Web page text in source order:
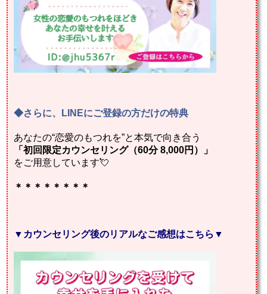
◆さらに、LINEにご登録の方だけの特典
あなたの“恋愛のもつれを”と本気で向き合う
「初回限定カウンセリング（60分 8,000円）」
をご用意しています💘
＊＊＊＊＊＊＊＊
▼ カウンセリング後のリアルなご感想はこちら ▼